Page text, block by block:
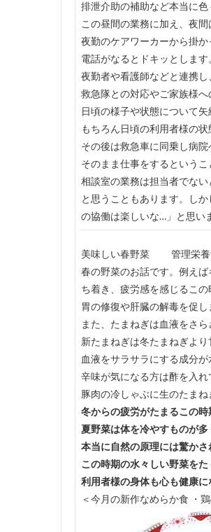
排泄介助の補助など本当に色
この昼間の業務に加え、夜
夜勤のケアワーカーから掛
電話がなるとドキッとします
夜勤者や看護師などと連携
救急隊との対応やご家族様
日頃の様子や状態について
もちろん日頃の利用者様の
その後は救急車に同乗し病
そのまま仕事をするというこ
相談室の業務は担当者でな
と思うこともあります。し
の協働は楽しいな…」と思い
美味しい春野菜 管理栄
春の野菜のお話です。例え
ち着き、疲労感を感じるこの
胃の修復や
また、たまねぎは血液をさ
新たまねぎは冬たまねぎより
血液をサラサラにする成分
辛味が気になる方は酢を入れ
豚肉の冷しゃぶに生のたま
冬からの疲労がたまるこの時
夏野菜は体を冷やすものが多
本当に自然の原理には驚かさ
この時期の水々しい野菜をた
利用者様の身体も心も健康
＜今月の新作なめらか食 ・